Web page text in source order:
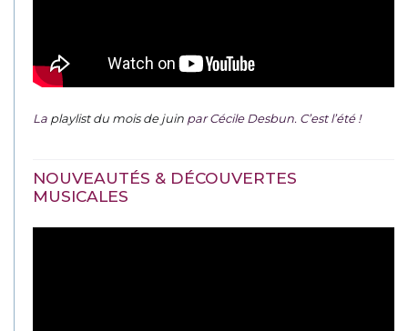
La playlist du mois de juin par Cécile Desbun. C’est l’été !
NOUVEAUTÉS & DÉCOUVERTES
MUSICALES